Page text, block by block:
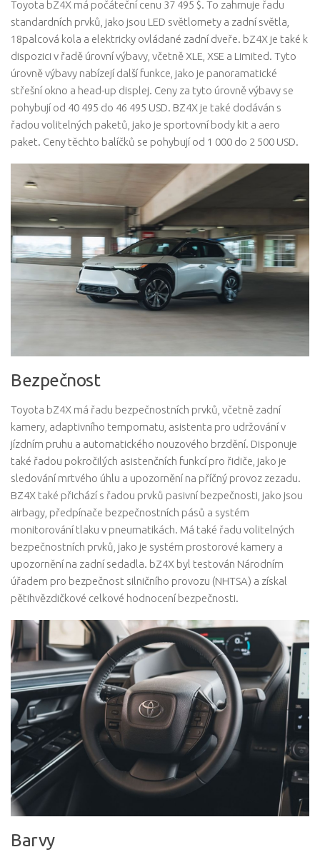
Toyota bZ4X má počáteční cenu 37 495 $. To zahrnuje řadu
standardních prvků, jako jsou LED světlomety a zadní světla,
18palcová kola a elektricky ovládané zadní dveře. bZ4X je také k
dispozici v řadě úrovní výbavy, včetně XLE, XSE a Limited. Tyto
úrovně výbavy nabízejí další funkce, jako je panoramatické
střešní okno a head-up displej. Ceny za tyto úrovně výbavy se
pohybují od 40 495 do 46 495 USD. BZ4X je také dodáván s
řadou volitelných paketů, jako je sportovní body kit a aero
paket. Ceny těchto balíčků se pohybují od 1 000 do 2 500 USD.
Bezpečnost
Toyota bZ4X má řadu bezpečnostních prvků, včetně zadní
kamery, adaptivního tempomatu, asistenta pro udržování v
jízdním pruhu a automatického nouzového brzdění. Disponuje
také řadou pokročilých asistenčních funkcí pro řidiče, jako je
sledování mrtvého úhlu a upozornění na příčný provoz zezadu.
BZ4X také přichází s řadou prvků pasivní bezpečnosti, jako jsou
airbagy, předpínače bezpečnostních pásů a systém
monitorování tlaku v pneumatikách. Má také řadu volitelných
bezpečnostních prvků, jako je systém prostorové kamery a
upozornění na zadní sedadla. bZ4X byl testován Národním
úřadem pro bezpečnost silničního provozu (NHTSA) a získal
pětihvězdičkové celkové hodnocení bezpečnosti.
Barvy